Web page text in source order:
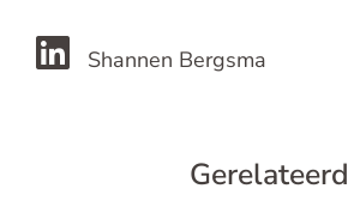
Shannen Bergsma
Gerelateerd